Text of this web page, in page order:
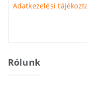
Adatkezelési
Rólunk